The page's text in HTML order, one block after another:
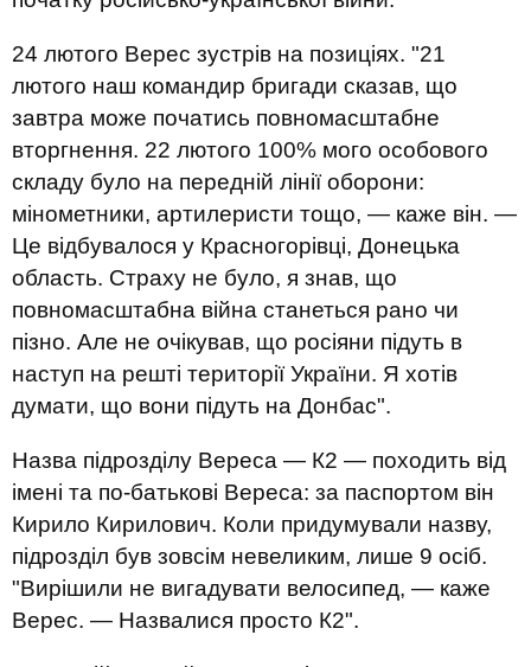
24 лютого Верес зустрів на позиціях. "21
лютого наш командир бригади сказав, що
завтра може початись повномасштабне
вторгнення. 22 лютого 100% мого особового
складу було на передній лінії оборони:
мінометники, артилеристи тощо, — каже він. —
Це відбувалося у Красногорівці, Донецька
область. Страху не було, я знав, що
повномасштабна війна станеться рано чи
пізно. Але не очікував, що росіяни підуть в
наступ на решті території України. Я хотів
думати, що вони підуть на Донбас".
Назва підрозділу Вереса — К2 — походить від
імені та по-батькові Вереса: за паспортом він
Кирило Кирилович. Коли придумували назву,
підрозділ був зовсім невеликим, лише 9 осіб.
"Вирішили не вигадувати велосипед, — каже
Верес. — Назвалися просто К2".